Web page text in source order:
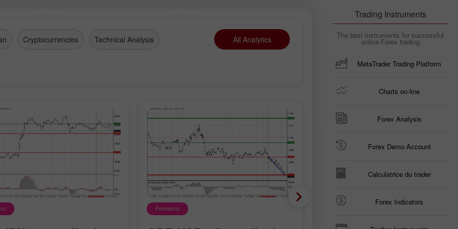
Cryptocurrencies Technical Analysis All Analytics
Prévisions
Trading Instruments
The best instruments for successful
online Forex trading
MetaTrader Trading Platform
Charts on-line
Forex Analysis
Forex Demo Account
Calculatrice du trader
Forex Indicators